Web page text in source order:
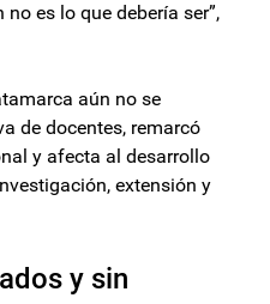
es lo que debería ser”,
aún no se
de docentes, remarcó
y afecta al desarrollo
extensión y
y sin